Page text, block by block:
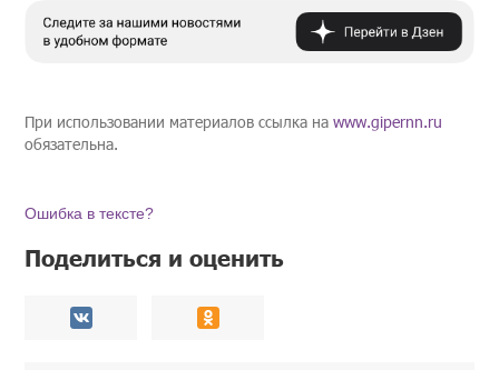
При использовании материалов ссылка наwww.gipernn.ru
обязательна.
Ошибка в тексте?
Поделиться и оценить